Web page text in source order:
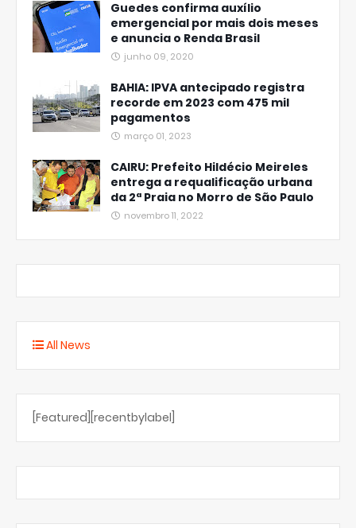
Guedes confirma auxílio
emergencial por mais dois meses
e anuncia o Renda Brasil
junho 09, 2020
BAHIA: IPVA antecipado registra
recorde em 2023 com 475 mil
pagamentos
março 01, 2023
CAIRU: Prefeito Hildécio Meireles
entrega a requalificação urbana
da 2ª Praia no Morro de São Paulo
novembro 11, 2022
All News
[Featured][recentbylabel]